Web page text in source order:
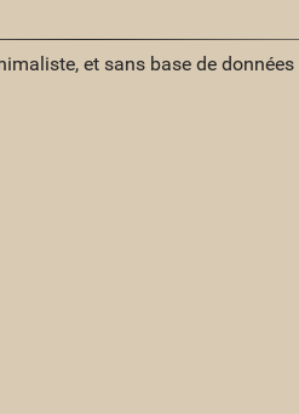
et sans base de